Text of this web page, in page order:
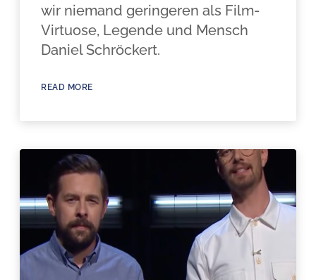
wir niemand geringeren als Film-
Virtuose, Legende und Mensch
Daniel Schröckert.
READ MORE